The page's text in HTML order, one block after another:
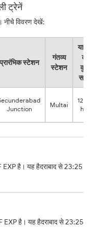
ट्रेनें
नीचे विवरण देखें:
स्टेशन
गंतव्य
स्टेशन
का
कुल
समय
Junction
Multai
hrs
EXP है। यह हैदराबाद से 23:25
EXP है। यह हैदराबाद से 23:25